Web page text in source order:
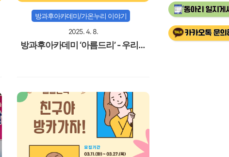
방과후아카데미/가온누리 이야기
2025. 4. 8.
방과후아카데미 ‘아름드리’ - 우리동